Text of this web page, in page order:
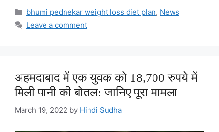
Categories
bhumi pednekar weight loss diet plan, News
Leave a comment
अहमदाबाद में एक युवक को 18,700 रुपये में
मिली पानी की बोतल: जानिए पूरा मामला
March 19, 2022 by Hindi Sudha